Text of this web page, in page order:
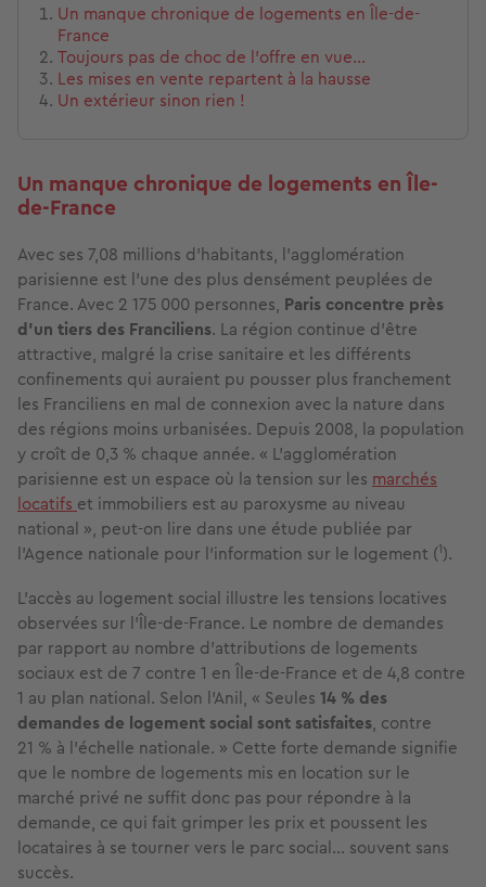
Un manque chronique de logements en Île-de-
France
Toujours pas de choc de l’offre en vue…
Les mises en vente repartent à la hausse
Un extérieur sinon rien !
Un manque chronique de logements en Île-
de-France
Avec ses 7,08 millions d’habitants, l’agglomération
parisienne est l’une des plus densément peuplées de
France. Avec 2 175 000 personnes, Paris concentre près
d’un tiers des Franciliens. La région continue d’être
attractive, malgré la crise sanitaire et les différents
confinements qui auraient pu pousser plus franchement
les Franciliens en mal de connexion avec la nature dans
des régions moins urbanisées. Depuis 2008, la population
y croît de 0,3 % chaque année. « L’agglomération
parisienne est un espace où la tension sur les marchés
locatifs et immobiliers est au paroxysme au niveau
national », peut-on lire dans une étude publiée par
l’Agence nationale pour l’information sur le logement (1).
L’accès au logement social illustre les tensions locatives
observées sur l'Île-de-France. Le nombre de demandes
par rapport au nombre d’attributions de logements
sociaux est de 7 contre 1 en Île-de-France et de 4,8 contre
1 au plan national. Selon l’Anil, « Seules 14 % des
demandes de logement social sont satisfaites, contre
21 % à l’échelle nationale. » Cette forte demande signifie
que le nombre de logements mis en location sur le
marché privé ne suffit donc pas pour répondre à la
demande, ce qui fait grimper les prix et poussent les
locataires à se tourner vers le parc social… souvent sans
succès.